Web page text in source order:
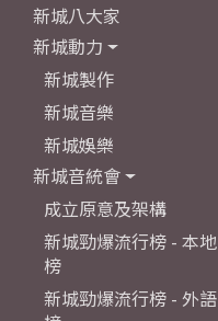
新城八大家
新城動力
新城製作
新城音樂
新城娛樂
新城音統會
成立原意及架構
新城勁爆流行榜 - 本地
榜
新城勁爆流行榜 - 外語